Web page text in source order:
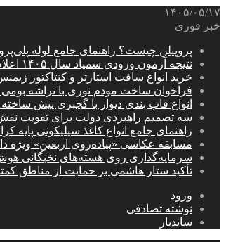
۱۴۰۵/۰۵/۱۷
خبر فوری
پروپیلن چیست؟ راهنمای جامع لوله
نتیجه آزمون ورودی سمپاد سال ۱۴۰۵ اعلام شد
خرید انواع سافت استارتر و کنتاکتور
فراخوان ساخت مودم نوری با تراشه
انواع قاب بندی دیوار با گچبری پیش
سه تصمیم راهبردی دولت برای تقویت
راهنمای جامع انواع کاغذ سیلیکونی پایه
مسابقه عکاسی «پیاده‌روی اربعین» ویژه
سرمایه‌گذاری روی هسته‌های نخبگانی هوش مصنوعی و ۵
تأکید ستار هاشمی بر حمایت از مناطق
ورود
نوشته تصادفی
سایدبار